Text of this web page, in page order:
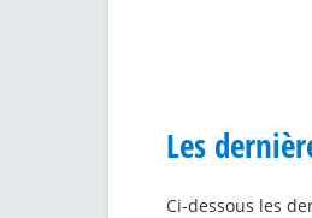
Les
Ci-dessous les